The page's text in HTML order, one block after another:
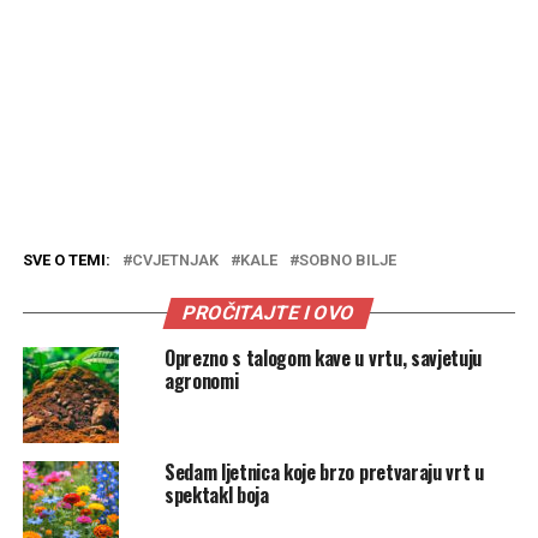
SVE O TEMI: CVJETNJAK KALE SOBNO BILJE
PROČITAJTE I OVO
Oprezno s talogom kave u vrtu, savjetuju
agronomi
Sedam ljetnica koje brzo pretvaraju vrt u
spektakl boja